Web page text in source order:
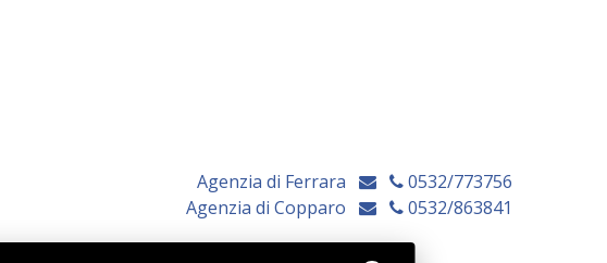
Agenzia di Ferrara
0532/773756
Agenzia di Copparo
0532/863841